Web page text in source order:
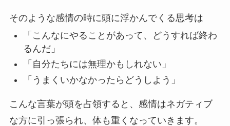
そのような感情の時に頭に浮かんでくる思考は
「こんなにやることがあって、どうすれば終わ
るんだ」
「自分たちには無理かもしれない」
「うまくいかなかったらどうしよう」
こんな言葉が頭を占領すると、感情はネガティブ
な方に引っ張られ、体も重くなっていきます。